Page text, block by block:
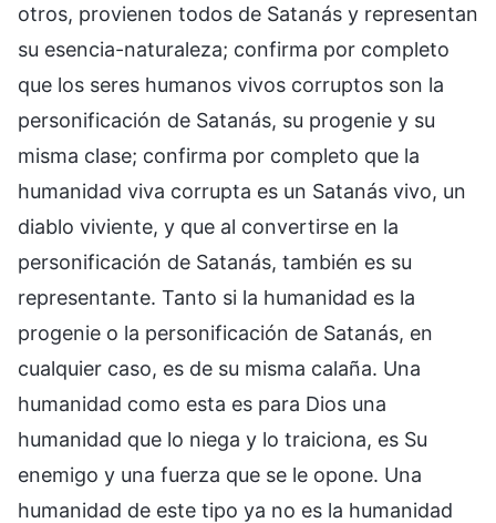
otros, provienen todos de Satanás y representan
su esencia-naturaleza; confirma por completo
que los seres humanos vivos corruptos son la
personificación de Satanás, su progenie y su
misma clase; confirma por completo que la
humanidad viva corrupta es un Satanás vivo, un
diablo viviente, y que al convertirse en la
personificación de Satanás, también es su
representante. Tanto si la humanidad es la
progenie o la personificación de Satanás, en
cualquier caso, es de su misma calaña. Una
humanidad como esta es para Dios una
humanidad que lo niega y lo traiciona, es Su
enemigo y una fuerza que se le opone. Una
humanidad de este tipo ya no es la humanidad